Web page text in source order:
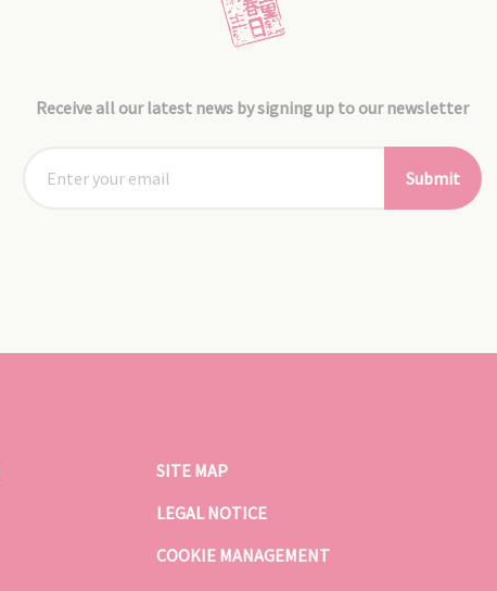
Receive all our latest news by signing up to our newsletter
Submit
SITE MAP
LEGAL NOTICE
COOKIE MANAGEMENT